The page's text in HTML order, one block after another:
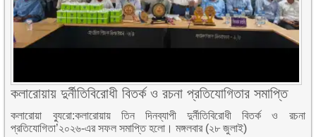
কলারোয়ায় দুর্নীতিবিরোধী বিতর্ক ও রচনা প্রতিযোগিতার সমাপ্তি
কলারোয়া ব্যুরো:কলারোয়ায় তিন দিনব্যাপী দুর্নীতিবিরোধী বিতর্ক ও রচনা
প্রতিযোগিতা’২০২৬-এর সফল সমাপ্তি হলো। মঙ্গলবার (২৮ জুলাই)